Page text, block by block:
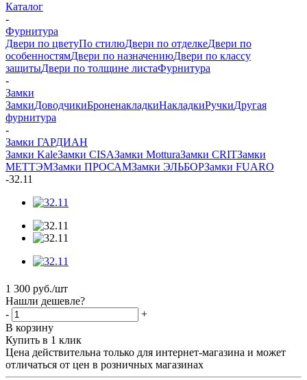
Каталог
-
Фурнитура
Двери по цветуПо стилюДвери по отделкеДвери по
особенностямДвери по назначениюДвери по классу
защитыДвери по толщине листаФурнитура
-
Замки
ЗамкиДоводчикиБроненакладкиНакладкиРучкиДругая
фурнитура
-
Замки ГАРДИАН
Замки KaleЗамки CISAЗамки MotturaЗамки CRITЗамки
МЕТТЭМЗамки ПРОСАМЗамки ЭЛЬБОРЗамки FUARO
-32.11
1 300 руб./шт
Нашли дешевле?
-
+
В корзину
Купить в 1 клик
Цена действительна только для интернет-магазина и может
отличаться от цен в розничных магазинах